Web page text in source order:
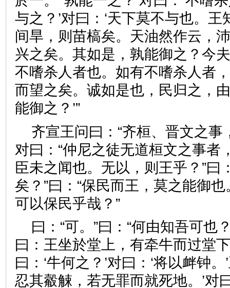
与之？’对曰：‘天下莫不与也。
间旱，则苗槁矣。天油然作云，
兴之矣。其如是，孰能御之？今
不嗜杀人者也。如有不嗜杀人者
而望之矣。诚如是也，民归之，
能御之？’”
齐宣王问曰：“齐桓、晋文之事
对曰：“仲尼之徒无道桓文之事者
臣未之闻也。无以，则王乎？”曰
矣？”曰：“保民而王，莫之能御也
可以保民乎哉？”
曰：“可。”曰：“何由知吾可也
曰：王坐於堂上，有牵牛而过堂
曰：‘牛何之？’对曰：‘将以衅钟
忍其觳觫，若无罪而就死地。’对